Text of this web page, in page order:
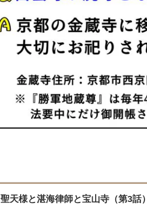
聖天様と湛海律師と宝山寺（第3話